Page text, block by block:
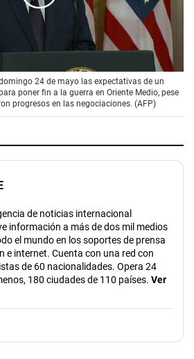
24 de mayo las expectativas de un
poner fin a la guerra en Oriente Medio, pese
progresos en las negociaciones. (AFP)
de noticias internacional
información a más de dos mil medios
el mundo en los soportes de prensa
e internet. Cuenta con una red con
de 60 nacionalidades. Opera 24
180 ciudades de 110 países. Ver